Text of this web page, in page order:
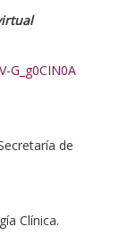
G_g0CIN0A
de
Clínica.